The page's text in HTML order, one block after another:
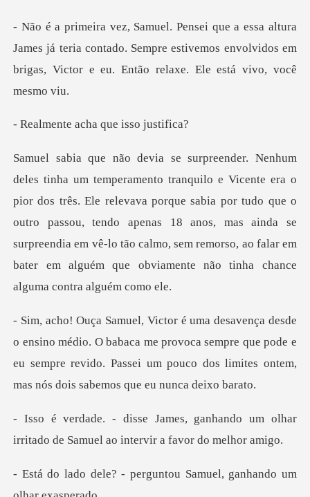
mes já teria contado. Sempre estivemos envolvidos em
brigas
acha que iss
rês. Ele relevava porque sabia por tudo que o
outro passou, tendo apenas 18 anos, mas ainda se
surpreendia em vê-l
. O babaca me provoca sempre que pode e
eu sempre revido. Passei um p
nhando um olhar
irritado de Samuel
perguntou Samuel, ganha